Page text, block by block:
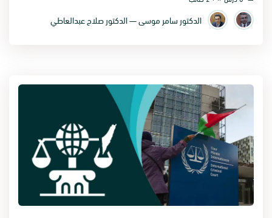
- اللاجئون الفلسطينيون في مصر وليبيا.
- اللاجئون الفلسطينيون في لبنان.
الدكتور سامر موسى — الدكتور صلاح عبدالعاطي